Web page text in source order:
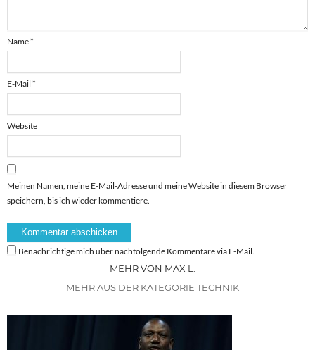
Name*
E-Mail *
Website
Meinen Namen, meine E-Mail-Adresse und meine Website in diesem Browser
speichern, bis ich wieder kommentiere.
Benachrichtige mich über nachfolgende Kommentare via E-Mail.
MEHR VON MAX L.
MEHR AUS DER KATEGORIE TECHNIK